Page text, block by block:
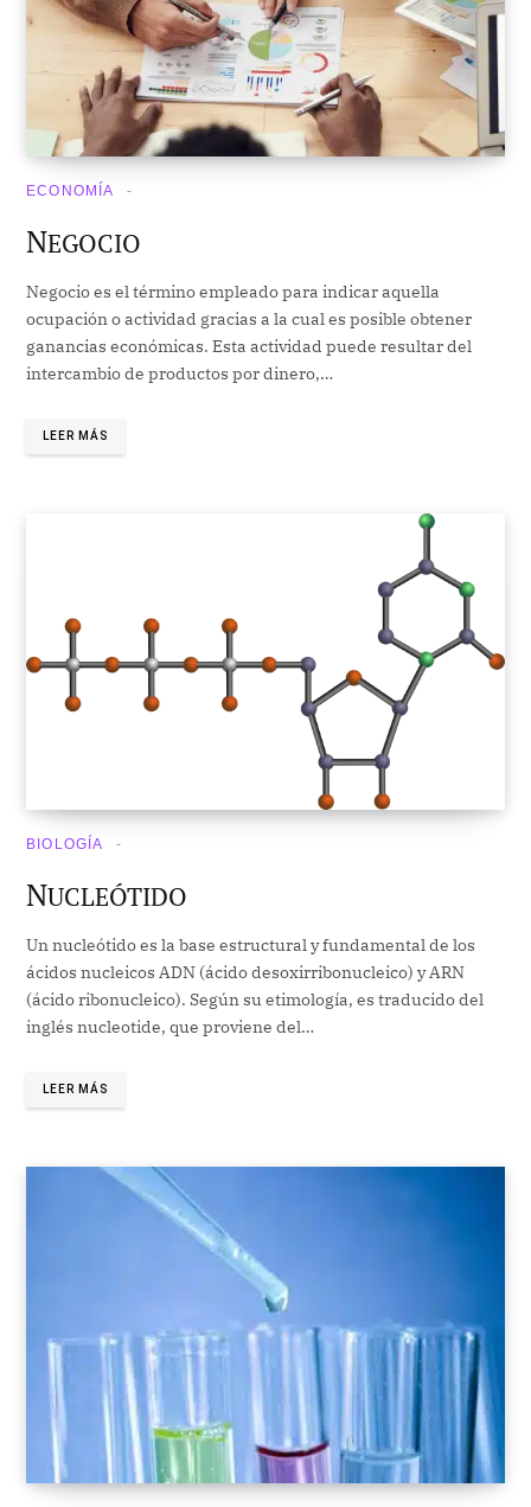
ECONOMÍA
NEGOCIO
Negocio es el término empleado para indicar aquella
ocupación o actividad gracias a la cual es posible obtener
ganancias económicas. Esta actividad puede resultar del
intercambio de productos por dinero,…
LEER MÁS
BIOLOGÍA
NUCLEÓTIDO
Un nucleótido es la base estructural y fundamental de los
ácidos nucleicos ADN (ácido desoxirribonucleico) y ARN
(ácido ribonucleico). Según su etimología, es traducido del
inglés nucleotide, que proviene del…
LEER MÁS